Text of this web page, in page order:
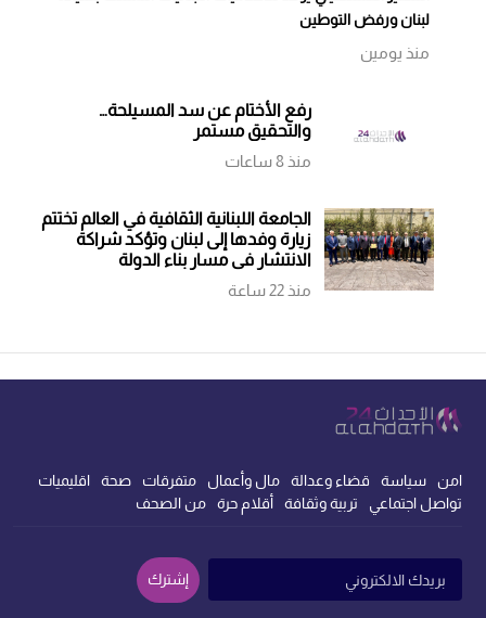
لبنان ورفض التوطين
منذ يومين
رفع الأختام عن سد المسيلحة…
والتحقيق مستمر
منذ 8 ساعات
الجامعة اللبنانية الثقافية في العالم تختتم
زيارة وفدها إلى لبنان وتؤكد شراكة
الانتشار في مسار بناء الدولة
منذ 22 ساعة
امن سياسة قضاء وعدالة مال وأعمال متفرقات صحة
اقليميات
تواصل اجتماعي
تربية وثقافة أقلام حرة من الصحف
إشترك